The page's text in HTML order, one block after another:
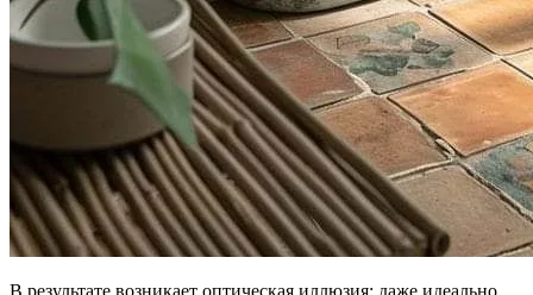
В результате возникает оптическая иллюзия: даже идеально